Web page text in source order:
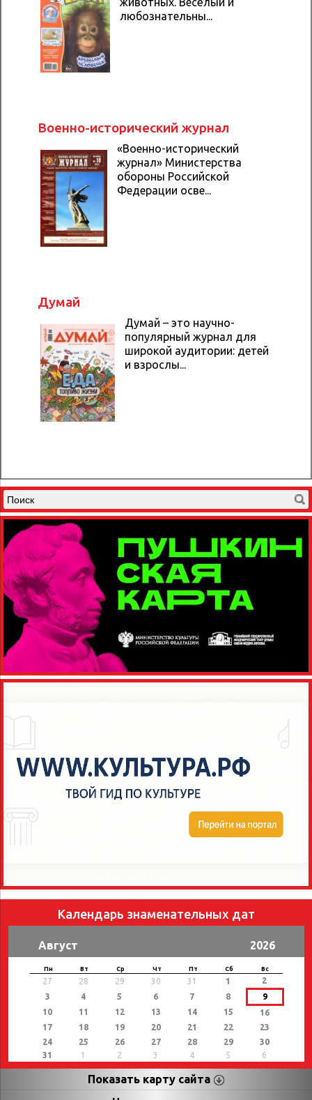
любознательны...
Военно-исторический журнал
«Военно-исторический
журнал» Министерства
обороны Российской
Федерации осве...
Думай
Думай – это научно-
популярный журнал для
широкой аудитории: детей
и взрослы...
Календарь знаменательных дат
Август 2026
Пн Вт Ср Чт Пт Сб Вс
27 28 29 30 31 1
2
3
4 5 6 7 8
9
10
11 12 13 14 15
16
17
18 19 20 21 22
23
24
25 26 27 28 29
30
31
1 2 3 4 5 6
Показать карту сайта